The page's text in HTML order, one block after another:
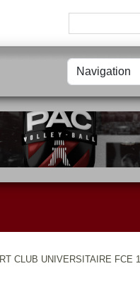
CLUB UNIVERSITAIRE FCE 1
des cookies